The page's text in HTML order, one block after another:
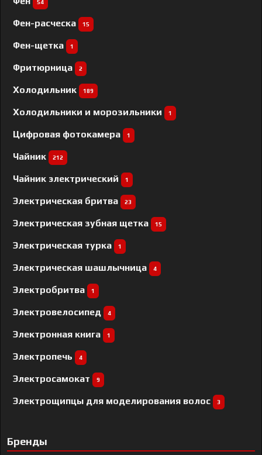
54
Фен-расческа 15
Фен-щетка 1
Фритюрница 2
Холодильник 189
Холодильники и морозильники 1
Цифровая фотокамера 1
Чайник 212
Чайник электрический 1
Электрическая бритва 23
Электрическая зубная щетка 15
Электрическая турка 1
Электрическая шашлычница 4
Электробритва 1
Электровелосипед 4
Электронная книга 1
Электропечь 4
Электросамокат 9
Электрощипцы для моделирования волос 3
Бренды